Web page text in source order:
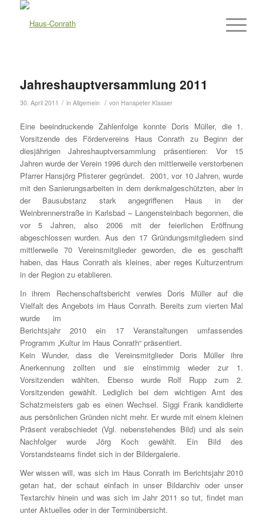
Jahreshauptversammlung 2011
30. April 2011 / in Allgemein / von Hanspeter Klasser
Eine beeindruckende Zahlenfolge konnte Doris Müller, die 1.
Vorsitzende des Fördervereins Haus Conrath zu Beginn der
diesjährigen Jahreshauptversammlung präsentieren: Vor 15
Jahren wurde der Verein 1996 durch den mittlerweile verstorbenen
Pfarrer Hansjörg Pfisterer gegründet. 2001, vor 10 Jahren, wurde
mit den Sanierungsarbeiten in dem denkmalgeschützten, aber in
der Bausubstanz stark angegriffenen Haus in der
Weinbrennerstraße in Karlsbad – Langensteinbach begonnen, die
vor 5 Jahren, also 2006 mit der feierlichen Eröffnung
abgeschlossen wurden. Aus den 17 Gründungsmitgliedern sind
mittlerweile 70 Vereinsmitglieder geworden, die es geschafft
haben, das Haus Conrath als kleines, aber reges Kulturzentrum
in der Region zu etablieren.
In ihrem Rechenschaftsbericht verwies Doris Müller auf die
Vielfalt des Angebots im Haus Conrath. Bereits zum vierten Mal
wurde im
Berichtsjahr 2010 ein 17 Veranstaltungen umfassendes
Programm „Kultur im Haus Conrath“ präsentiert.
Kein Wunder, dass die Vereinsmitglieder Doris Müller ihre
Anerkennung zollten und sie einstimmig wieder zur 1.
Vorsitzenden wählten. Ebenso wurde Rolf Rupp zum 2.
Vorsitzenden gewählt. Lediglich bei dem wichtigen Amt des
Schatzmeisters gab es einen Wechsel. Siggi Frank kandidierte
aus persönlichen Gründen nicht mehr. Er wurde mit einem kleinen
Präsent verabschiedet (Vgl. nebenstehendes Bild) und als sein
Nachfolger wurde Jörg Koch gewählt. Ein Bild des
Vorstandsteams findet sich in der Bildergalerie.
Wer wissen will, was sich im Haus Conrath im Berichtsjahr 2010
getan hat, der schaut einfach in unser Bildarchiv oder unser
Textarchiv hinein und was sich im Jahr 2011 so tut, findet man
unter Aktuelles oder in der Terminübersicht.